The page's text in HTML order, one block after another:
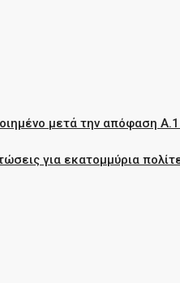
μετά την απόφαση
για εκατομμύρια